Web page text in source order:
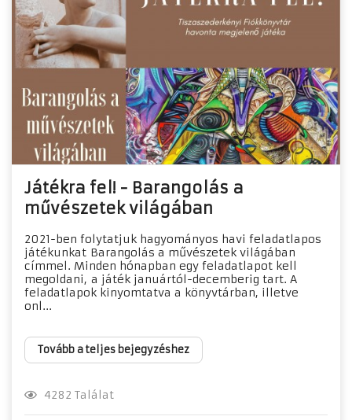
Játékra fel! - Barangolás a
művészetek világában
2021-ben folytatjuk hagyományos havi feladatlapos
játékunkat Barangolás a művészetek világában
címmel. Minden hónapban egy feladatlapot kell
megoldani, a játék januártól-decemberig tart. A
feladatlapok kinyomtatva a könyvtárban, illetve
onl...
Tovább a teljes bejegyzéshez
4282 Találat